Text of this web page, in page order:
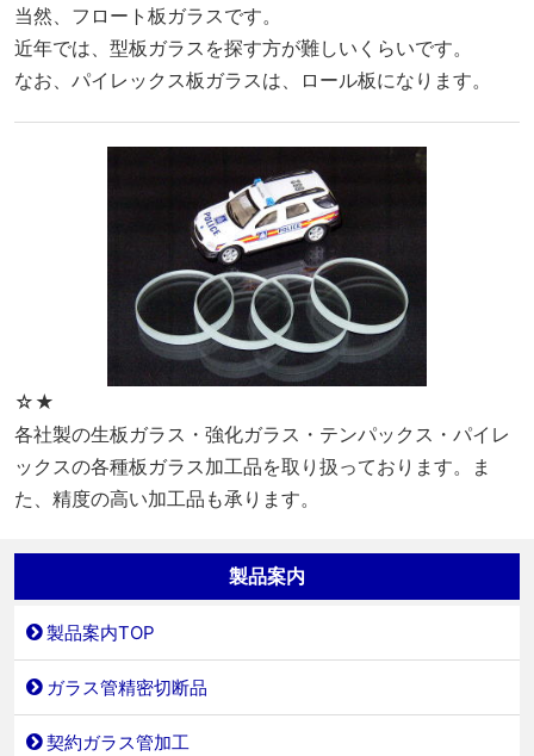
当然、フロート板ガラスです。
近年では、型板ガラスを探す方が難しいくらいです。
なお、パイレックス板ガラスは、ロール板になります。
☆★
各社製の生板ガラス・強化ガラス・テンパックス・パイレ
ックスの各種板ガラス加工品を取り扱っております。ま
た、精度の高い加工品も承ります。
製品案内
製品案内TOP
ガラス管精密切断品
契約ガラス管加工